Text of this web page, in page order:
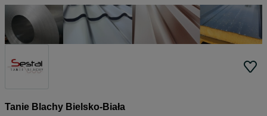
Tanie Blachy Bielsko-Biała